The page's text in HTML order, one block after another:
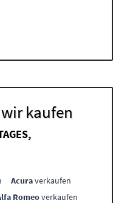
kaufen
Acuraverkaufen
Romeoverkaufen